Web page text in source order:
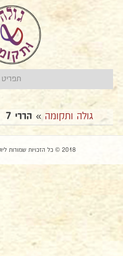
תפריט
גולה ותקומה » הררי 7
2018 © כל הזכויות שמורות ליוסי עופר "גולה ותקומה"